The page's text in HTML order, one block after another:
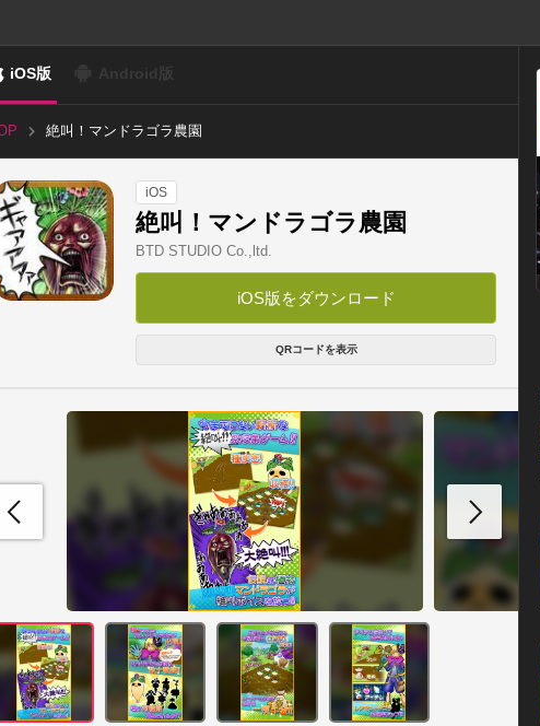
iOS版
絶叫！マンドラゴラ農園
iOS
絶叫！マンドラゴラ農園
BTD STUDIO Co.,ltd.
iOS版をダウンロード
QRコードを表示